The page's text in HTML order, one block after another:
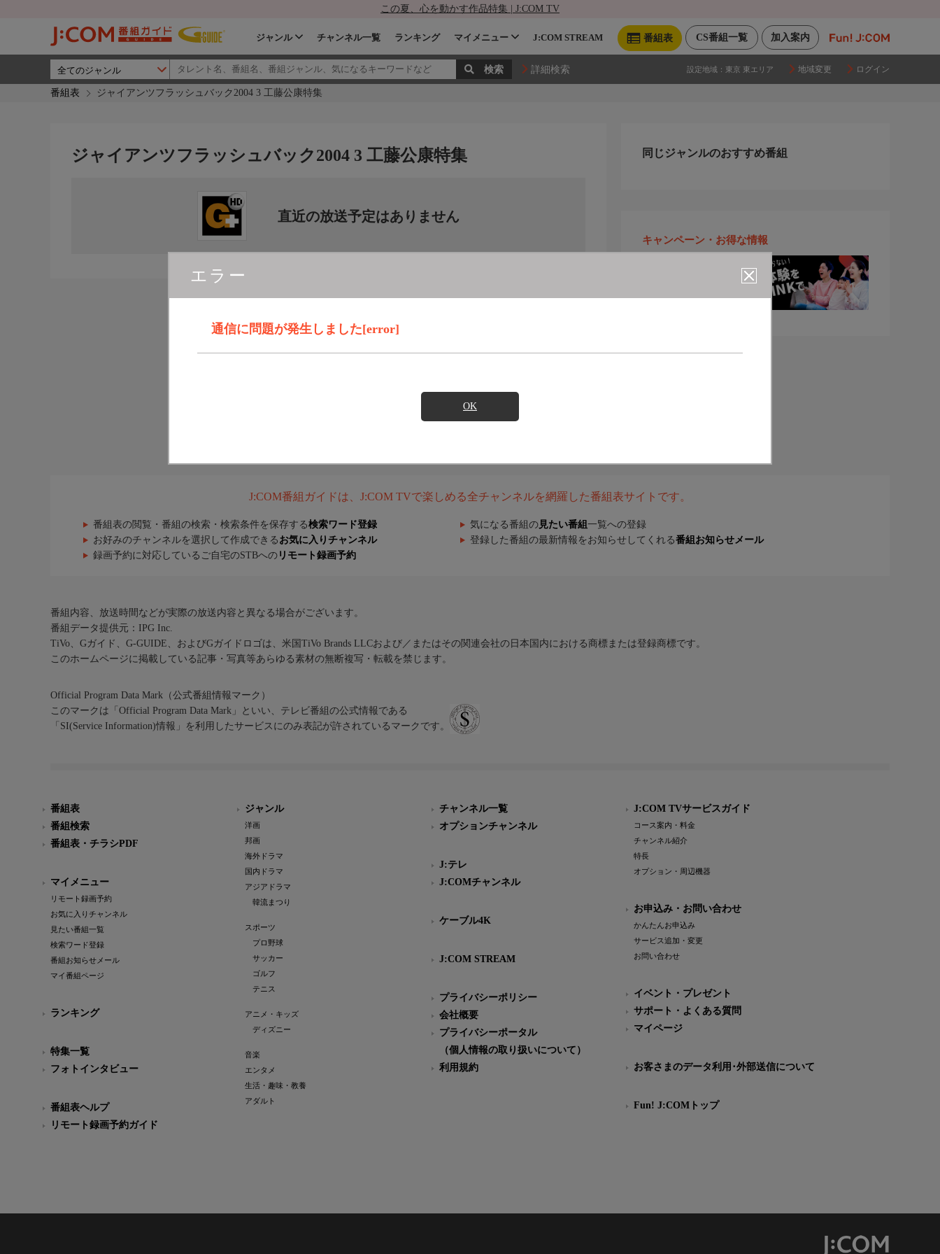
この夏、心を動かす作品特集 | J:COM TV
加入案内
CS番組一覧
番組表
ジャンル チャンネル一覧 ランキング マイメニュー J:COM STREAM
詳細検索 設定地域： 東京 東エリア 地域変更 ログイン
番組表 ジャイアンツフラッシュバック2004 3 工藤公康特集
エラー
通信に問題が発生しました[error]
OK
ジャイアンツフラッシュバック2004 3 工藤公康特集
直近の放送予定はありません
同じジャンルのおすすめ番組
キャンペーン・お得な情報
J:COM番組ガイドは、J:COM TVで楽しめる全チャンネルを網羅した番組表サイトです。
番組表の閲覧・番組の検索・検索条件を保存する検索ワード登録 気になる番組の 見たい番組 一覧への登録
お好みのチャンネルを選択して作成できる お気に入りチャンネル 登録した番組の最新情報をお知らせしてくれる番組お知らせメール
録画予約に対応しているご自宅のSTBへの リモート録画予約
番組内容、放送時間などが実際の放送内容と異なる場合がございます。
番組データ提供元：IPG Inc.
TiVo、Gガイド、G-GUIDE、およびGガイドロゴは、米国TiVo Brands LLCおよび／またはその関連会社の日本国内における商標または登録商標です。
このホームページに掲載している記事・写真等あらゆる素材の無断複写・転載を禁じます。
Official Program Data Mark（公式番組情報マーク）
このマークは「Official Program Data Mark」といい、テレビ番組の公式情報である
「SI(Service Information)情報」を利用したサービスにのみ表記が許されているマークです。
番組表
番組検索
番組表・チラシPDF
マイメニュー
リモート録画予約
お気に入りチャンネル
見たい番組一覧
検索ワード登録
番組お知らせメール
マイ番組ページ
ランキング
特集一覧
フォトインタビュー
番組表ヘルプ
リモート録画予約ガイド
ジャンル
洋画
邦画
海外ドラマ
国内ドラマ
アジアドラマ
韓流まつり
スポーツ
プロ野球
サッカー
ゴルフ
テニス
アニメ・キッズ
ディズニー
音楽
エンタメ
生活・趣味・教養
アダルト
チャンネル一覧
オプションチャンネル
J:テレ
J:COMチャンネル
ケーブル4K
J:COM STREAM
プライバシーポリシー
会社概要
プライバシーポータル
（個人情報の取り扱いについて）
利用規約
J:COM TVサービスガイド
コース案内・料金
チャンネル紹介
特長
オプション・周辺機器
お申込み・お問い合わせ
かんたんお申込み
サービス追加・変更
お問い合わせ
イベント・プレゼント
サポート・よくある質問
マイページ
お客さまのデータ利用･外部送信について
Fun! J:COMトップ